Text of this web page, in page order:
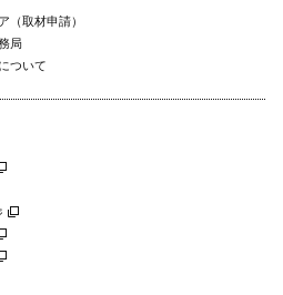
サイクリングチーム
（取材申請）
局
ついて